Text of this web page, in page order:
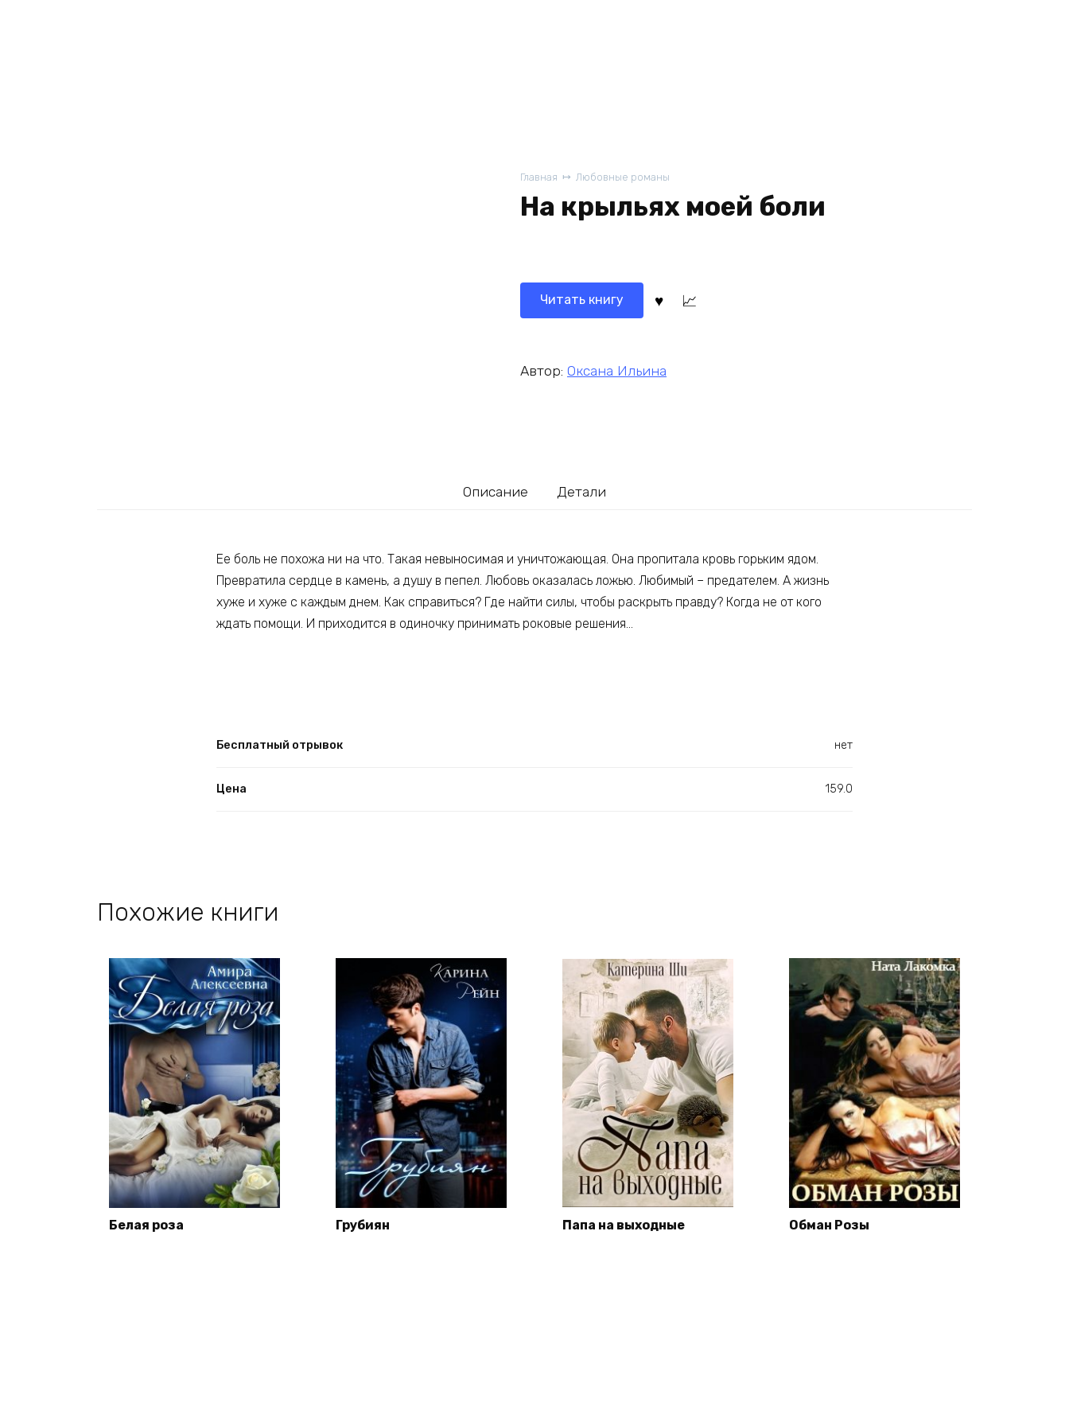
Главная Любовные романы
На крыльях моей боли
Читать книгу
Автор: Оксана Ильина
Описание Детали
Ее боль не похожа ни на что. Такая невыносимая и уничтожающая. Она пропитала кровь горьким ядом.
Превратила сердце в камень, а душу в пепел. Любовь оказалась ложью. Любимый – предателем. А жизнь
хуже и хуже с каждым днем. Как справиться? Где найти силы, чтобы раскрыть правду? Когда не от кого
ждать помощи. И приходится в одиночку принимать роковые решения…
Бесплатный отрывок нет
Цена 159.0
Похожие книги
Белая роза Грубиян Папа на выходные Обман Розы